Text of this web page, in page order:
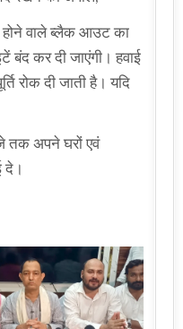
होने वाले ब्लैक आउट का
बंद कर दी जाएंगी। हवाई
रोक दी जाती है। यदि
तक अपने घरों एवं
दे।